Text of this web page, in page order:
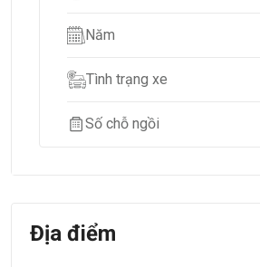
Năm
Tình trạng xe
Số chỗ ngồi
Địa điểm